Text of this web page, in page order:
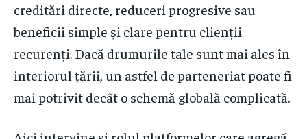
creditări directe, reduceri progresive sau
beneficii simple și clare pentru clienții
recurenți. Dacă drumurile tale sunt mai ales în
interiorul țării, un astfel de parteneriat poate fi
mai potrivit decât o schemă globală complicată.